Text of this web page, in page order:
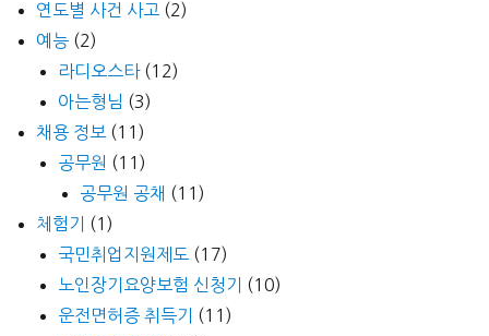
연도별 사건 사고 (2)
예능 (2)
라디오스타(12)
아는형님 (3)
채용 정보 (11)
공무원 (11)
공무원 공채 (11)
체험기
(1)
국민취업지원제도 (17)
노인장기요양보험 신청기
(10)
운전면허증 취득기
(11)